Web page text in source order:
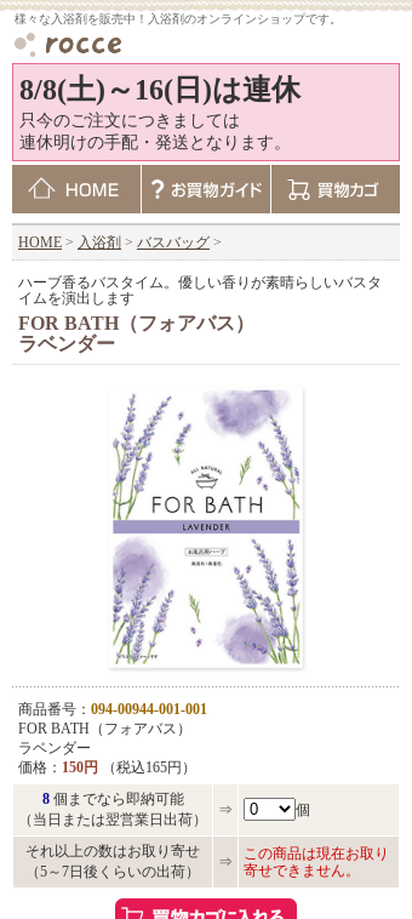
様々な入浴剤を販売中！入浴剤のオンラインショップです。
8/8(土)～16(日)は連休
只今のご注文につきましては
連休明けの手配・発送となります。
HOME > 入浴剤 > バスバッグ >
ハーブ香るバスタイム。優しい香りが素晴らしいバスタ
イムを演出します
FOR BATH（フォアバス）
ラベンダー
商品番号： 094-00944-001-001
FOR BATH（フォアバス）
ラベンダー
価格： 150円
（税込165円）
8 個までなら即納可能
（当日または翌営業日出荷）
⇒ 個
それ以上の数はお取り寄せ
（5～7日後くらいの出荷）
⇒
この商品は現在お取り
寄せできません。